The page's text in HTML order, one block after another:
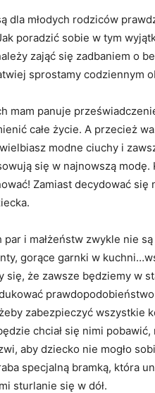
dla młodych rodziców
poradzić sobie w tym
zająć się zadbaniem o
sprostamy codziennym
mam panuje
całe życie. A przecież
modne ciuchy i
się w najnowszą
Zamiast decydować
par i małżeństw zwykle nie
gorące garnki w
się, że zawsze będziemy w
zabezpieczyć wszystkie
chciał się nimi
aby dziecko nie mogło
specjalną bramką, która
sturlanie się w dół.